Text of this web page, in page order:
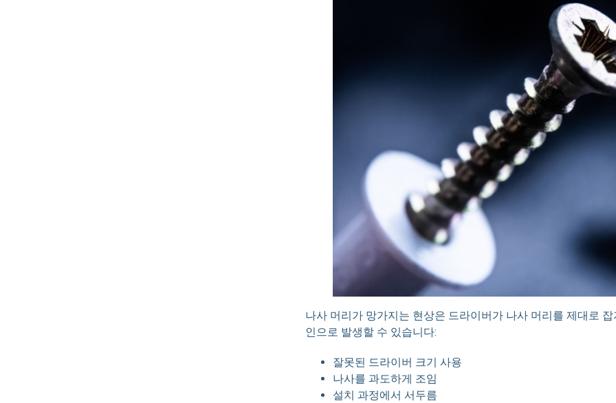
나사 머리가 망가지는 현상은 드라이버가 나사 머리를 제대로
인으로 발생할 수 있습니다:
잘못된 드라이버 크기 사용
나사를 과도하게 조임
설치 과정에서 서두름